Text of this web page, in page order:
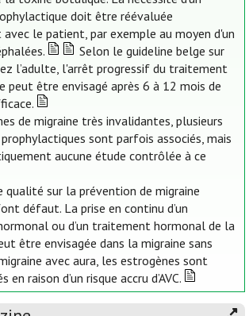
doit être réévaluée
le patient, par exemple au moyen d'un
Selon le guideline belge sur
l’adulte, l'arrêt progressif du traitement
peut être envisagé après 6 à 12 mois de
de migraine très invalidantes, plusieurs
sont parfois associés, mais
aucune étude contrôlée à ce
qualité sur la prévention de migraine
défaut. La prise en continu d’un
ou d’un traitement hormonal de la
être envisagée dans la migraine sans
avec aura, les estrogènes sont
en raison d’un risque accru d’AVC.